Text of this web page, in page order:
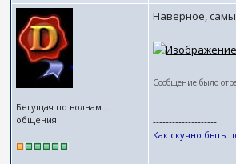
Бегущая по волнам...
общения
Наверное,
Сообщение было
--------------------
Как скучно быть